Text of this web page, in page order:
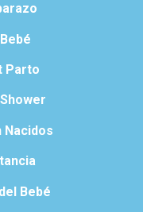
Parto
Nacidos
Bebé